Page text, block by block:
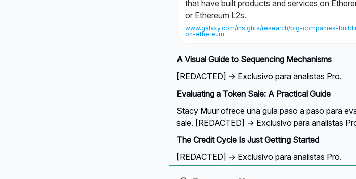
that have built products and services on
or Ethereum L2s.
www.galaxy.com/insights/research/big-companies-
on-ethereum
A Visual Guide to Sequencing Mechanisms
[REDACTED] → Exclusivo para analistas Pro.
Evaluating a Token Sale: A Practical Guide
Stacy Muur ofrece una guía paso a paso para
sale. [REDACTED] → Exclusivo para analistas
The Credit Cycle Is Just Getting Started
[REDACTED] → Exclusivo para analistas Pro.